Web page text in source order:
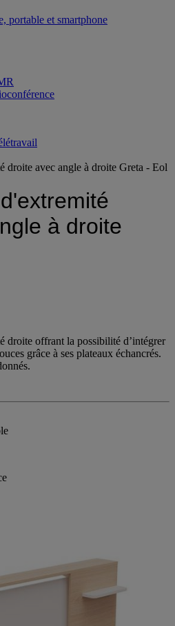
portable et smartphone
droite avec angle à droite Greta - Eol
à droite
droite offrant la possibilité d’intégrer
grâce à ses plateaux échancrés.